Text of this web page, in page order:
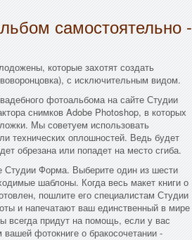
самостоятельно -
которые захотят создать
с исключительным видом.
фотоальбома на сайте Студии
снимков Adobe Photoshop, в которых
Мы советуем использовать
технических оплошностей. Ведь будет
обрезана или попадет на место сгиба.
Форма. Выберите один из шести
шаблоны. Когда весь макет книги о
пошлите его специалистам Студии
и напечатают ваш единственный в мире
всегда придут на помощь, если у вас
фотокниге о бракосочетании -